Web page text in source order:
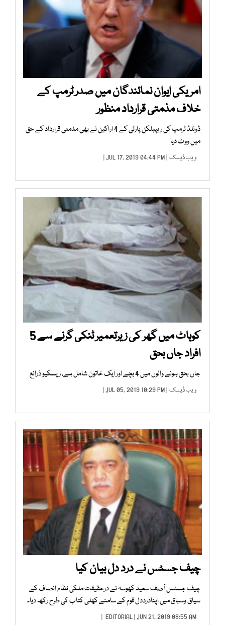
امریکی ایوان نمائندگان میں صدر ٹرمپ کے
خلاف مذمتی قرارداد منظور
ڈونلڈ ٹرمپ کی ریپبلکن پارٹی کے 4 اراکین نے بھی مذمتی قرارداد کے حق
میں ووٹ دیا
ویب ڈیسک | JUL 17, 2019 04:44 PM |
کوہاٹ میں گھر کی زیرتعمیر ٹنکی گرنے سے 5
افراد جاں بحق
جاں بحق ہونے والوں میں 4 بچے اور ایک خاتون شامل ہے، ریسکیو ذرائع
ویب ڈیسک | JUL 05, 2019 10:29 PM |
چیف جسٹس نے درد دل بیان کیا
چیف جسٹس آصف سعید کھوسہ نے درحقیقت ملکی نظام انصاف کے
سیاق وسباق میں اپنادرددل قوم کے سامنے کھلی کتاب کی طرح رکھ دیا۔
EDITORIAL| JUN 21, 2019 08:55 AM |